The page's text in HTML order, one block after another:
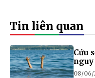
Tin liên quan
Cứu
nguy
08/06/